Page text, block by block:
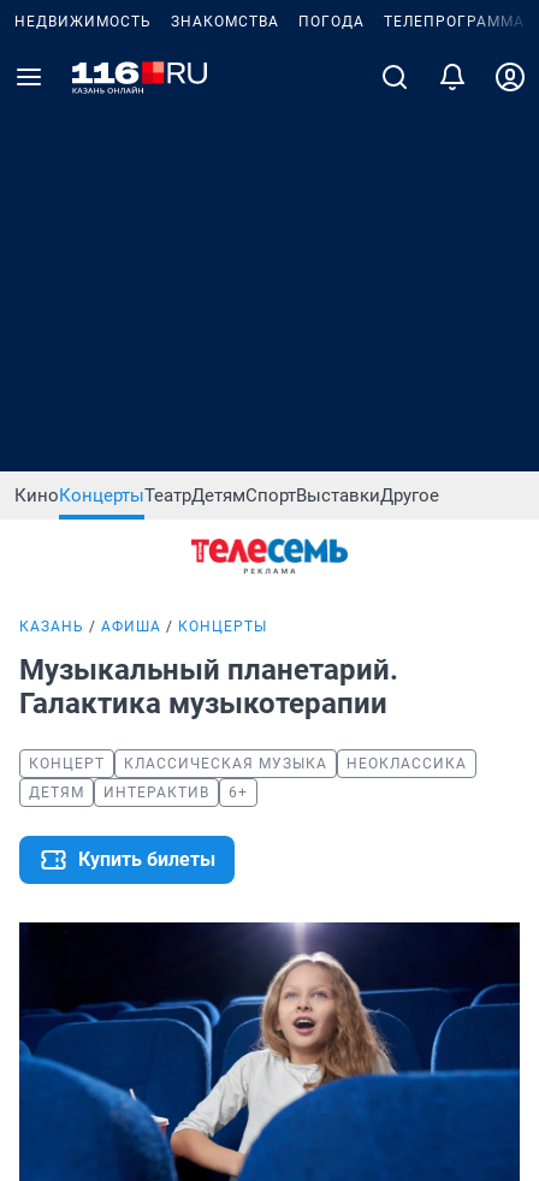
НЕДВИЖИМОСТЬ ЗНАКОМСТВА ПОГОДА ТЕЛЕПРОГРАММА
КиноКонцертыТеатрДетямСпортВыставкиДругое
КАЗАНЬ АФИША КОНЦЕРТЫ
Музыкальный планетарий.
Галактика музыкотерапии
КОНЦЕРТ КЛАССИЧЕСКАЯ МУЗЫКА
НЕОКЛАССИКА
ДЕТЯМ
ИНТЕРАКТИВ 6+
Купить билеты